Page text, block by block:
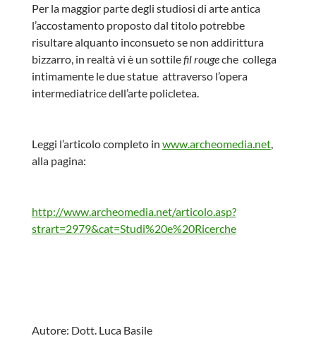
Per la maggior parte degli studiosi di arte antica
l’accostamento proposto dal titolo potrebbe
risultare alquanto inconsueto se non addirittura
bizzarro, in realtà vi è un sottilefil rougeche collega
intimamente le due statue attraverso l’opera
intermediatrice dell’arte policletea.
Leggi l’articolo completo in www.archeomedia.net,
alla pagina:
http://www.archeomedia.net/articolo.asp?
strart=2979&cat=Studi%20e%20Ricerche
Autore: Dott. Luca Basile